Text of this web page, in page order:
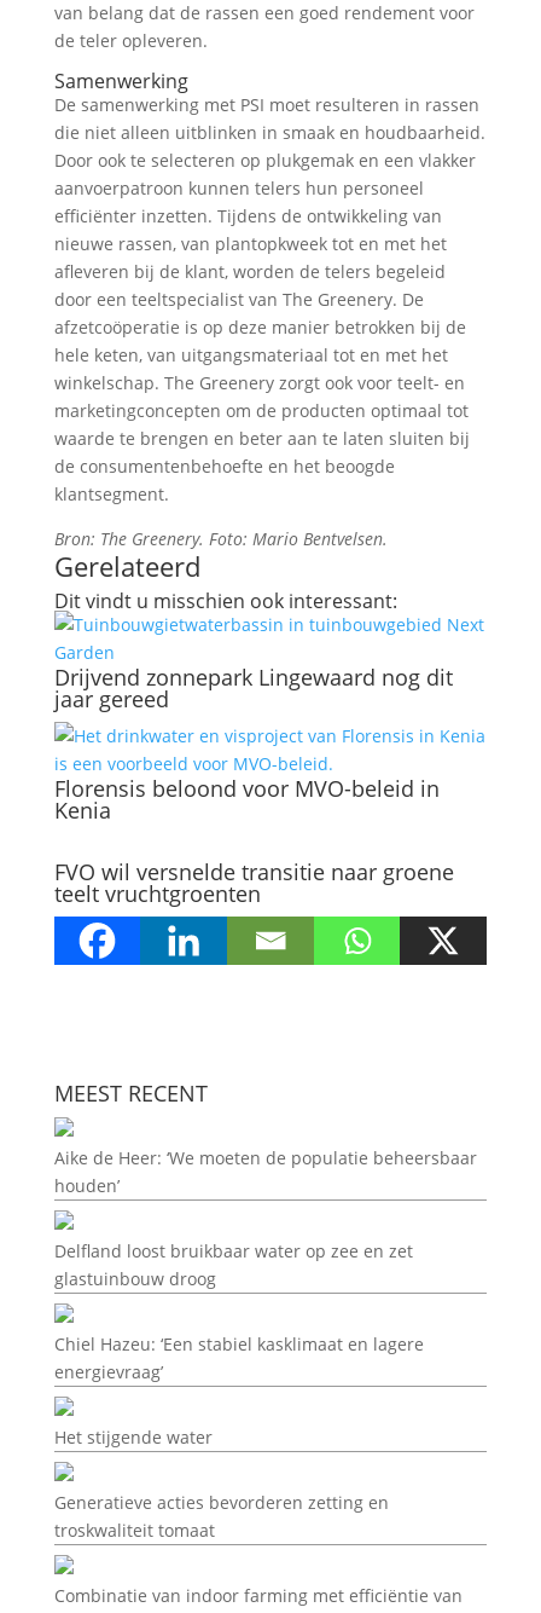
van belang dat de rassen een goed rendement voor
de teler opleveren.
Samenwerking
De samenwerking met PSI moet resulteren in rassen
die niet alleen uitblinken in smaak en houdbaarheid.
Door ook te selecteren op plukgemak en een vlakker
aanvoerpatroon kunnen telers hun personeel
efficiënter inzetten. Tijdens de ontwikkeling van
nieuwe rassen, van plantopkweek tot en met het
afleveren bij de klant, worden de telers begeleid
door een teeltspecialist van The Greenery. De
afzetcoöperatie is op deze manier betrokken bij de
hele keten, van uitgangsmateriaal tot en met het
winkelschap. The Greenery zorgt ook voor teelt- en
marketingconcepten om de producten optimaal tot
waarde te brengen en beter aan te laten sluiten bij
de consumentenbehoefte en het beoogde
klantsegment.
Bron: The Greenery. Foto: Mario Bentvelsen.
Gerelateerd
Dit vindt u misschien ook interessant:
Drijvend zonnepark Lingewaard nog dit
jaar gereed
Florensis beloond voor MVO-beleid in
Kenia
FVO wil versnelde transitie naar groene
teelt vruchtgroenten
MEEST RECENT
Aike de Heer: ‘We moeten de populatie beheersbaar
houden’
Delfland loost bruikbaar water op zee en zet
glastuinbouw droog
Chiel Hazeu: ‘Een stabiel kasklimaat en lagere
energievraag’
Het stijgende water
Generatieve acties bevorderen zetting en
troskwaliteit tomaat
Combinatie van indoor farming met efficiëntie van